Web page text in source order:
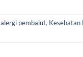
alergi pembalut, Kesehatan